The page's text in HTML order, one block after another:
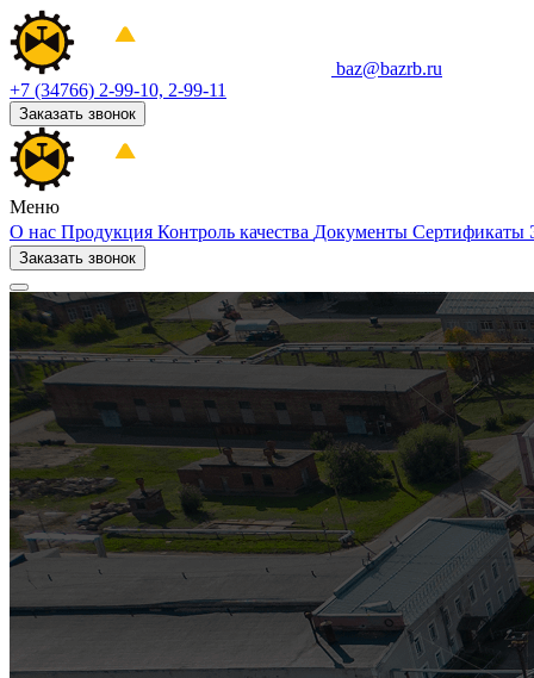
baz@bazrb.ru
+7 (34766) 2-99-10, 2-99-11
Заказать звонок
Меню
О нас Продукция Контроль качества Документы Сертификаты
Заказать звонок